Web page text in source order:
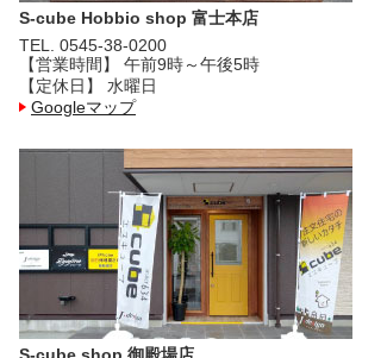
S-cube Hobbio shop 富士本店
TEL. 0545-38-0200
【営業時間】 午前9時～午後5時
【定休日】 水曜日
Googleマップ
S-cube shop 御殿場店